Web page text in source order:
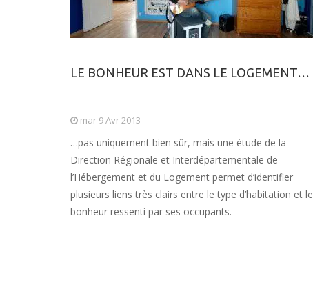
LE BONHEUR EST DANS LE LOGEMENT…
mar 9 Avr 2013
…pas uniquement bien sûr, mais une étude de la
Direction Régionale et Interdépartementale de
l’Hébergement et du Logement permet d’identifier
plusieurs liens très clairs entre le type d’habitation et le
bonheur ressenti par ses occupants.